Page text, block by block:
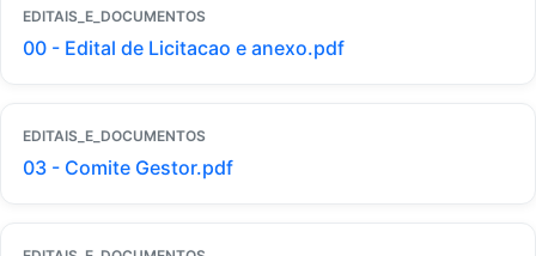
EDITAIS_E_DOCUMENTOS
00 - Edital de Licitacao e anexo.pdf
EDITAIS_E_DOCUMENTOS
03 - Comite Gestor.pdf